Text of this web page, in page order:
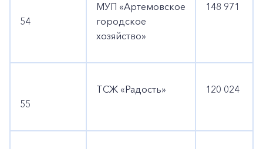
54
МУП «Артемовское
городское
хозяйство»
148 971
55
ТСЖ «Радость» 120 024